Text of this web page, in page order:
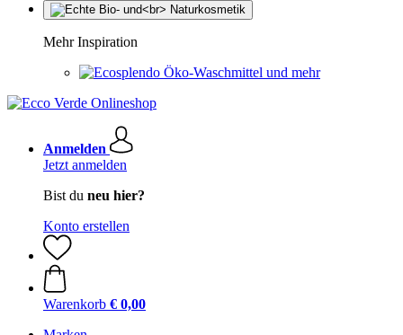
Mehr Inspiration
Öko-Waschmittel und mehr
Anmelden
Jetzt anmelden
Bist du neu hier?
Konto erstellen
Warenkorb € 0,00